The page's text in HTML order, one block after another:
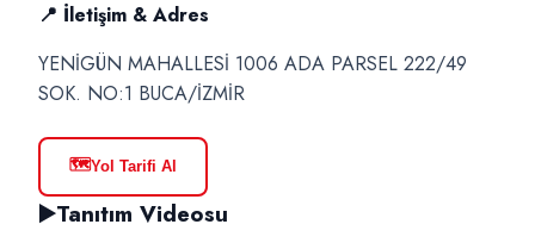
📍 İletişim & Adres
YENİGÜN MAHALLESİ 1006 ADA PARSEL 222/49
SOK. NO:1 BUCA/İZMİR
🗺️Yol Tarifi Al
▶️Tanıtım Videosu